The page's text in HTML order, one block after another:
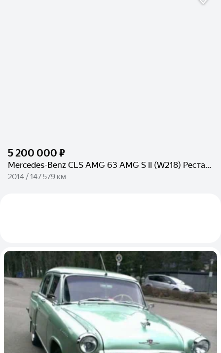
5 200 000 ₽
Mercedes-Benz CLS AMG 63 AMG S II (W218) Рестайлинг
2014 / 147 579 км